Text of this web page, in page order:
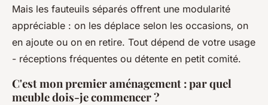
Mais les fauteuils séparés offrent une modularité
appréciable : on les déplace selon les occasions, on
en ajoute ou on en retire. Tout dépend de votre usage
- réceptions fréquentes ou détente en petit comité.
C'est mon premier aménagement : par quel
meuble dois-je commencer ?